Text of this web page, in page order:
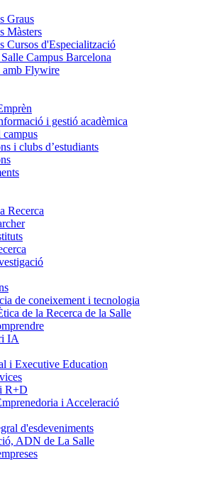
Graus
Màsters
Cursos d'Especialització
Campus Barcelona
amb Flywire
i gestió acadèmica
campus
i clubs d’estudiants
Recerca
de coneixement i tecnologia
de la Recerca de la Salle
IA
i Executive Education
R+D
i Acceleració
d'esdeveniments
ADN de La Salle